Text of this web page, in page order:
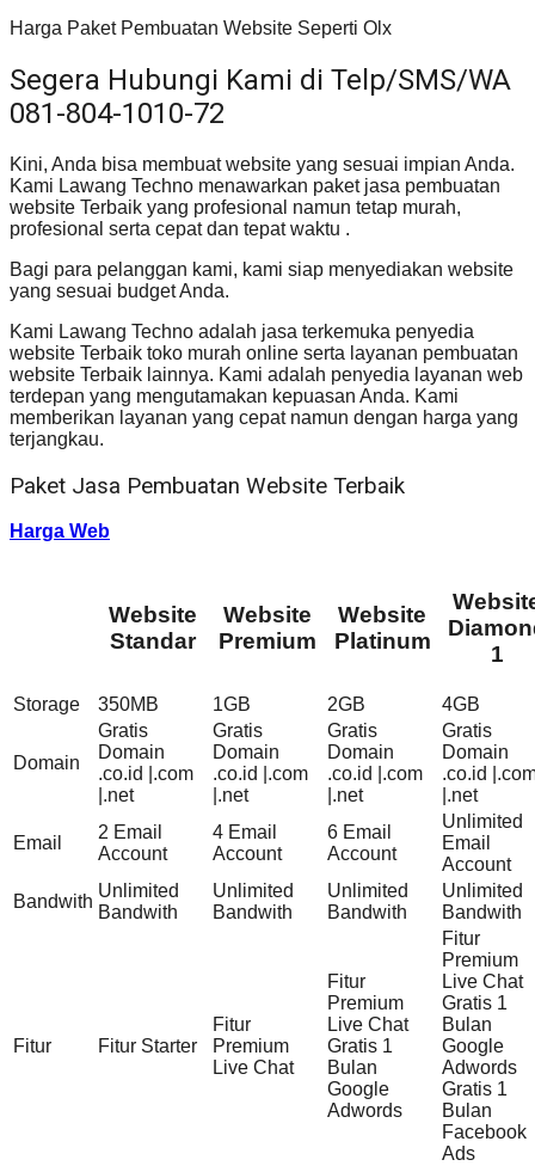
Harga Paket Pembuatan Website Seperti Olx
Segera Hubungi Kami di Telp/SMS/WA
081-804-1010-72
Kini, Anda bisa membuat website yang sesuai impian Anda.
Kami Lawang Techno menawarkan paket jasa pembuatan
website Terbaik yang profesional namun tetap murah,
profesional serta cepat dan tepat waktu .
Bagi para pelanggan kami, kami siap menyediakan website
yang sesuai budget Anda.
Kami Lawang Techno adalah jasa terkemuka penyedia
website Terbaik toko murah online serta layanan pembuatan
website Terbaik lainnya. Kami adalah penyedia layanan web
terdepan yang mengutamakan kepuasan Anda. Kami
memberikan layanan yang cepat namun dengan harga yang
terjangkau.
Paket Jasa Pembuatan Website Terbaik
Harga Web
Website
Standar
Website
Premium
Website
Platinum
1
Storage 350MB 1GB 2GB 4GB
Domain
Gratis
Domain
.co.id |.com
|.net
Gratis
Domain
.co.id |.com
|.net
Gratis
Domain
.co.id |.com
|.net
Gratis
Domain
.co.id
|.net
Email
2 Email
Account
4 Email
Account
6 Email
Account
Unlimited
Email
Account
Bandwith
Unlimited
Bandwith
Unlimited
Bandwith
Unlimited
Bandwith
Unlimited
Bandwith
Fitur Fitur Starter
Fitur
Premium
Live Chat
Fitur
Premium
Live Chat
Gratis 1
Bulan
Google
Adwords
Fitur
Premium
Live Chat
Gratis 1
Bulan
Google
Adwords
Gratis 1
Bulan
Facebook
Ads